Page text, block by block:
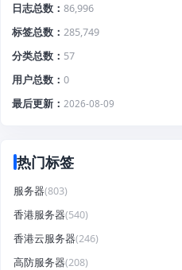
日志总数 86,996
标签总数
285,749
分类总数
57
用户总数
0
最后更新
2026-08-09
热门标签
服务器(803)
香港服务器(540)
香港云服务器(246)
高防服务器(208)